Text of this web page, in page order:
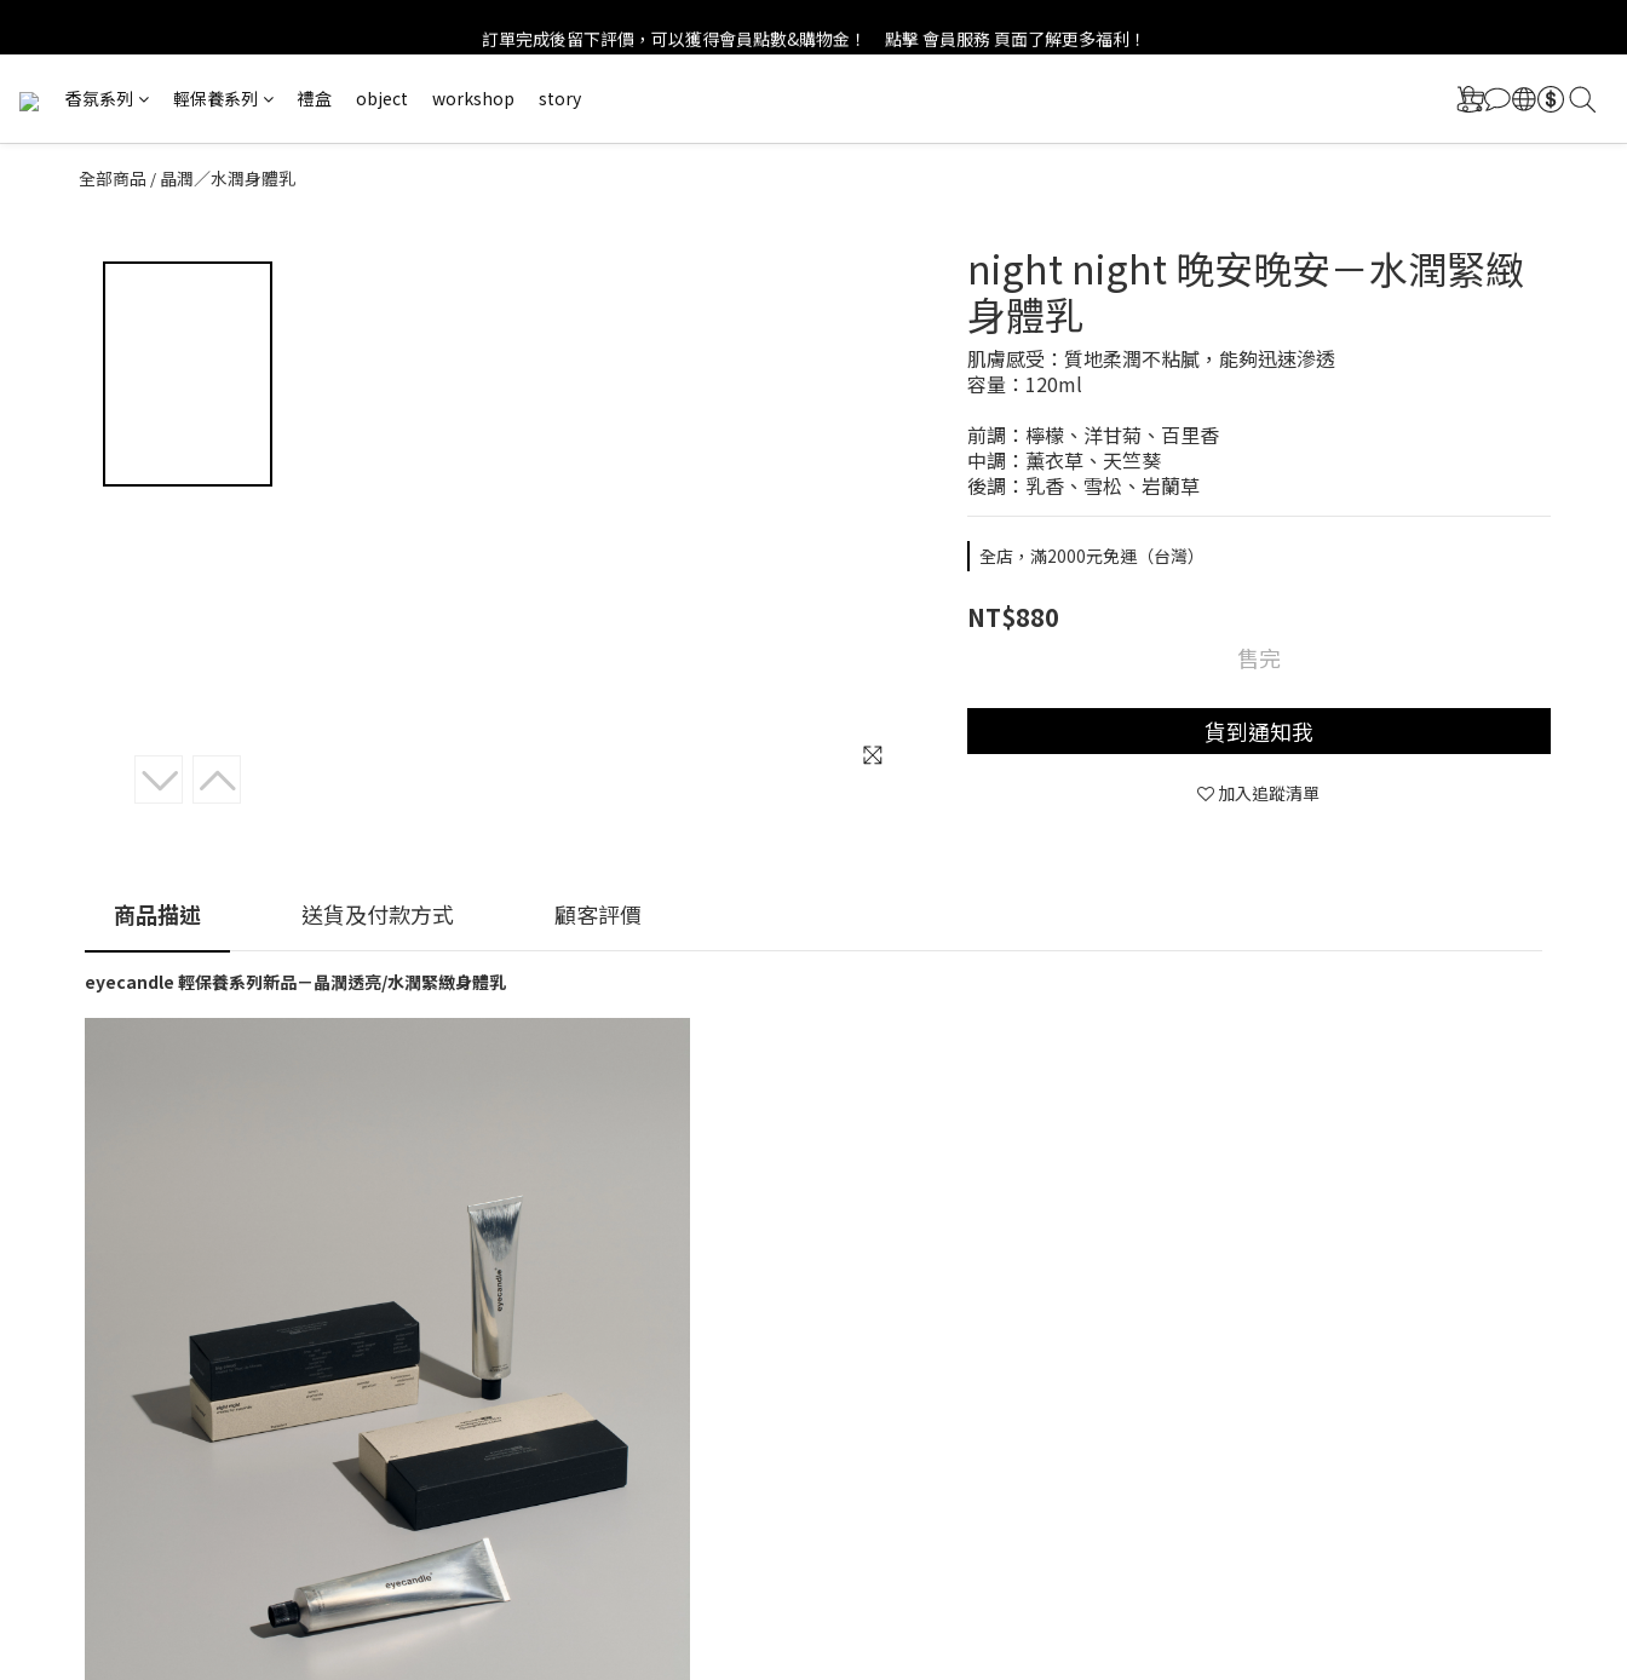
new in：火山岩擴香裝置
訂單完成後留下評價，可以獲得會員點數&購物金！     點擊 會員服務 頁面了解更多福利！
香氛系列 輕保養系列 禮盒 object workshop story
全部商品 / 晶潤／水潤身體乳
night night 晚安晚安－水潤緊緻
身體乳
肌膚感受：質地柔潤不粘膩，能夠迅速滲透
容量：120ml
前調：檸檬、洋甘菊、百里香
中調：薰衣草、天竺葵
後調：乳香、雪松、岩蘭草
全店，滿2000元免運（台灣）
NT$880
售完
貨到通知我
加入追蹤清單
商品描述 送貨及付款方式 顧客評價
eyecandle 輕保養系列新品－晶潤透亮/水潤緊緻身體乳